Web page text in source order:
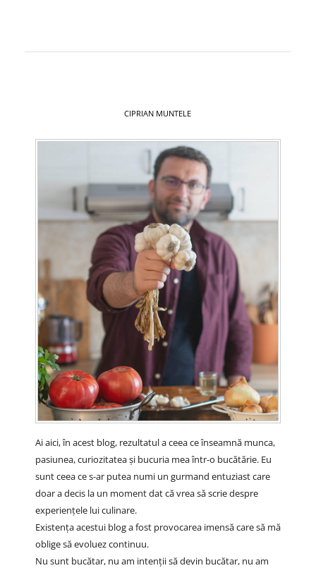
CIPRIAN MUNTELE
Ai aici, în acest blog, rezultatul a ceea ce înseamnă munca,
pasiunea, curiozitatea și bucuria mea într-o bucătărie. Eu
sunt ceea ce s-ar putea numi un gurmand entuziast care
doar a decis la un moment dat că vrea să scrie despre
experiențele lui culinare.
Existența acestui blog a fost provocarea imensă care să mă
oblige să evoluez continuu.
Nu sunt bucătar, nu am intenții să devin bucătar, nu am